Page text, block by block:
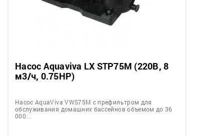
Насос Aquaviva LX STP75M (220В, 8
м3/ч, 0.75HP)
Насос AquaViva VWS75M с префильтром для
обслуживания домашних бассейнов объемом до 36
000…